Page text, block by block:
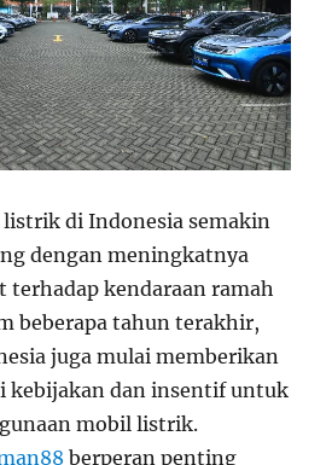
di Indonesia semakin
dengan meningkatnya
terhadap kendaraan ramah
beberapa tahun terakhir,
juga mulai memberikan
kebijakan dan insentif untuk
mobil listrik.
berperan penting